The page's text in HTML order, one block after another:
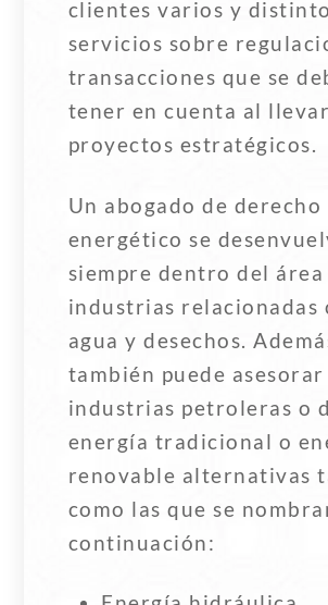
clientes varios y
servicios sobre
transacciones que se
tener en cuenta al
proyectos estratégicos.
Un abogado de derecho
energético se
siempre dentro del área
industrias relacionadas
agua y desechos.
también puede asesorar
industrias petroleras o
energía tradicional o
renovable alternativas
como las que se
continuación: